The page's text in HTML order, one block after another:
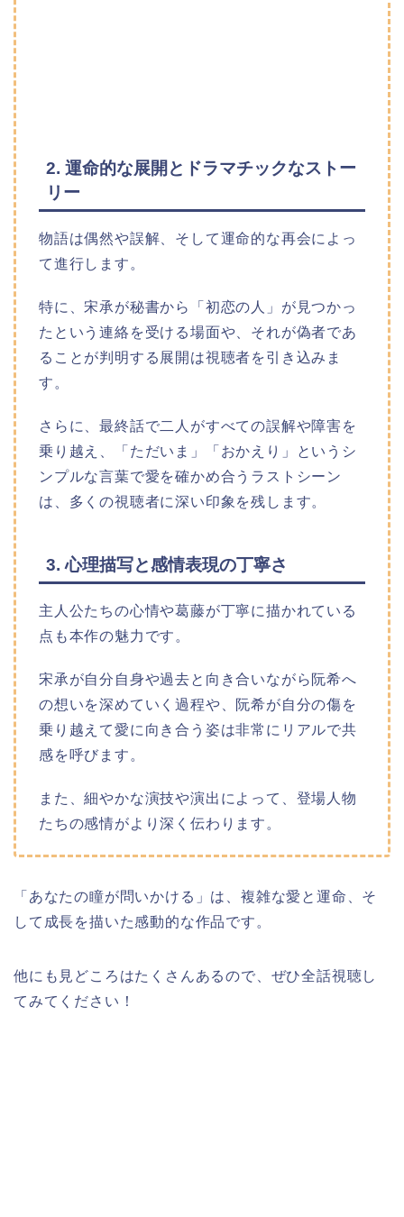
2. 運命的な展開とドラマチックなストー
リー
物語は偶然や誤解、そして運命的な再会によっ
て進行します。
特に、宋承が秘書から「初恋の人」が見つかっ
たという連絡を受ける場面や、それが偽者であ
ることが判明する展開は視聴者を引き込みま
す。
さらに、最終話で二人がすべての誤解や障害を
乗り越え、「ただいま」「おかえり」というシ
ンプルな言葉で愛を確かめ合うラストシーン
は、多くの視聴者に深い印象を残します。
3. 心理描写と感情表現の丁寧さ
主人公たちの心情や葛藤が丁寧に描かれている
点も本作の魅力です。
宋承が自分自身や過去と向き合いながら阮希へ
の想いを深めていく過程や、阮希が自分の傷を
乗り越えて愛に向き合う姿は非常にリアルで共
感を呼びます。
また、細やかな演技や演出によって、登場人物
たちの感情がより深く伝わります。
「あなたの瞳が問いかける」は、複雑な愛と運命、そ
して成長を描いた感動的な作品です。
他にも見どころはたくさんあるので、ぜひ全話視聴し
てみてください！